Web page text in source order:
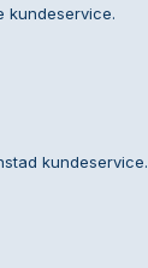
kundeservice.
kundeservice.